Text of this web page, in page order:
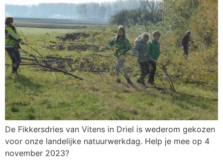
De Fikkersdries van Vitens in Driel is wederom gekozen
voor onze landelijke natuurwerkdag. Help je mee op 4
november 2023?